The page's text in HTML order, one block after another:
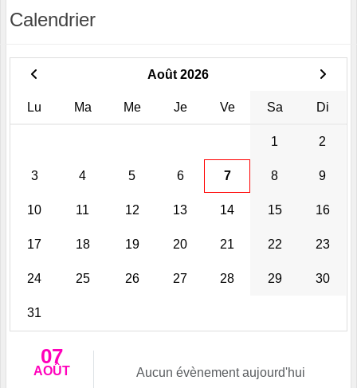
Calendrier
Août 2026
Lu Ma Me Je Ve Sa Di
1 2
3 4 5 6 7 8 9
10 11 12 13 14 15 16
17 18 19 20 21 22 23
24 25 26 27 28 29 30
31
07
AOÛT Aucun évènement aujourd'hui